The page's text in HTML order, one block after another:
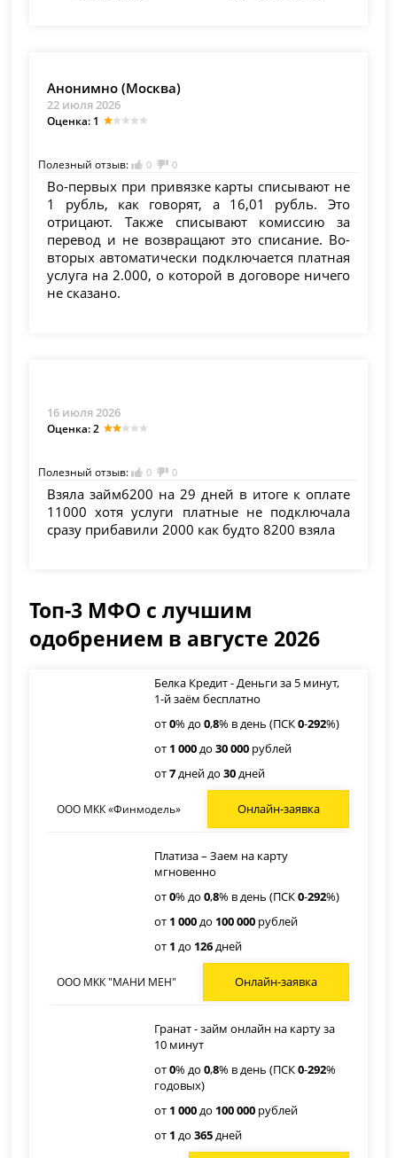
Анонимно (Москва)
22 июля 2026
Оценка: 1
Полезный отзыв: 0 0
Во-первых при привязке карты списывают не
1 рубль, как говорят, а 16,01 рубль. Это
отрицают. Также списывают комиссию за
перевод и не возвращают это списание. Во-
вторых автоматически подключается платная
услуга на 2.000, о которой в договоре ничего
не сказано.
16 июля 2026
Оценка: 2
Полезный отзыв: 0 0
Взяла займ6200 на 29 дней в итоге к оплате
11000 хотя услуги платные не подключала
сразу прибавили 2000 как будто 8200 взяла
Топ-3 МФО с лучшим
одобрением в августе 2026
Белка Кредит - Деньги за 5 минут,
1-й заём бесплатно
от0% до0,8% в день (ПСК0-292%)
от 1 000до30 000 рублей
от7дней до30дней
ООО МКК «Финмодель» Онлайн-заявка
Платиза – Заем на карту
мгновенно
от0% до0,8% в день (ПСК0-292%)
от 1 000до 100 000 рублей
от 1 до 126дней
ООО МКК "МАНИ МЕН" Онлайн-заявка
Гранат - займ онлайн на карту за
10 минут
от0% до0,8% в день (ПСК0-292%
годовых)
от 1 000до 100 000 рублей
от 1 до365дней